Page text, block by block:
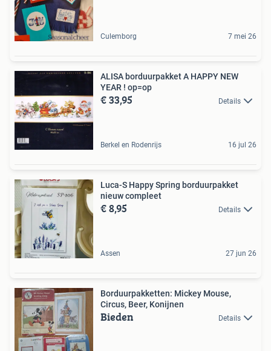
Culemborg 7 mei 26
ALISA borduurpakket A HAPPY NEW
YEAR ! op=op
€ 33,95 Details
Berkel en Rodenrijs 16 jul 26
Luca-S Happy Spring borduurpakket
nieuw compleet
€ 8,95 Details
Assen 27 jun 26
Borduurpakketten: Mickey Mouse,
Circus, Beer, Konijnen
Bieden Details